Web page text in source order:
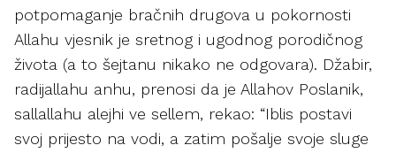
potpomaganje bračnih drugova u pokornosti
Allahu vjesnik je sretnog i ugodnog porodičnog
života (a to šejtanu nikako ne odgovara). Džabir,
radijallahu anhu, prenosi da je Allahov Poslanik,
sallallahu alejhi ve sellem, rekao: “Iblis postavi
svoj prijesto na vodi, a zatim pošalje svoje sluge